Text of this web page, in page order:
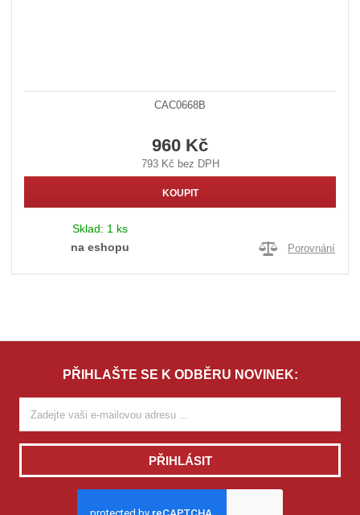
CAC0668B
960 Kč
793 Kč bez DPH
KOUPIT
Sklad: 1 ks
na eshopu
Porovnání
PŘIHLAŠTE SE K ODBĚRU NOVINEK:
PŘIHLÁSIT